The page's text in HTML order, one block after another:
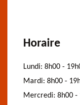
Horaire
Lundi: 8h00 -
Mardi: 8h00 -
Mercredi: 8h00 -